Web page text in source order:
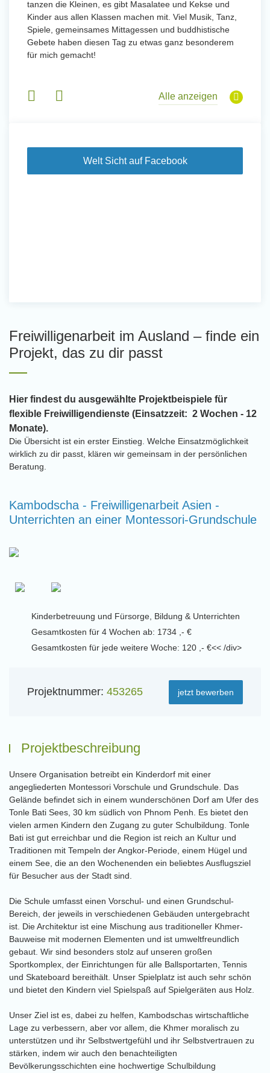
tanzen die Kleinen, es gibt Masalatee und Kekse und
Kinder aus allen Klassen machen mit. Viel Musik, Tanz,
Spiele, gemeinsames Mittagessen und buddhistische
Gebete haben diesen Tag zu etwas ganz besonderem
für mich gemacht!
Alle anzeigen
Welt Sicht auf Facebook
Freiwilligenarbeit im Ausland – finde ein
Projekt, das zu dir passt
Hier findest du ausgewählte Projektbeispiele für
flexible Freiwilligendienste (Einsatzzeit: 2 Wochen - 12
Monate).
Die Übersicht ist ein erster Einstieg. Welche Einsatzmöglichkeit
wirklich zu dir passt, klären wir gemeinsam in der persönlichen
Beratung.
Kambodscha - Freiwilligenarbeit Asien -
Unterrichten an einer Montessori-Grundschule
Kinderbetreuung und Fürsorge, Bildung & Unterrichten
Gesamtkosten für 4 Wochen ab: 1734 ,- €
Gesamtkosten für jede weitere Woche: 120 ,- €<< /div>
Projektnummer: 453265 jetzt bewerben
Projektbeschreibung
Unsere Organisation betreibt ein Kinderdorf mit einer
angegliederten Montessori Vorschule und Grundschule. Das
Gelände befindet sich in einem wunderschönen Dorf am Ufer des
Tonle Bati Sees, 30 km südlich von Phnom Penh. Es bietet den
vielen armen Kindern den Zugang zu guter Schulbildung. Tonle
Bati ist gut erreichbar und die Region ist reich an Kultur und
Traditionen mit Tempeln der Angkor-Periode, einem Hügel und
einem See, die an den Wochenenden ein beliebtes Ausflugsziel
für Besucher aus der Stadt sind.
Die Schule umfasst einen Vorschul- und einen Grundschul-
Bereich, der jeweils in verschiedenen Gebäuden untergebracht
ist. Die Architektur ist eine Mischung aus traditioneller Khmer-
Bauweise mit modernen Elementen und ist umweltfreundlich
gebaut. Wir sind besonders stolz auf unseren großen
Sportkomplex, der Einrichtungen für alle Ballsportarten, Tennis
und Skateboard bereithält. Unser Spielplatz ist auch sehr schön
und bietet den Kindern viel Spielspaß auf Spielgeräten aus Holz.
Unser Ziel ist es, dabei zu helfen, Kambodschas wirtschaftliche
Lage zu verbessern, aber vor allem, die Khmer moralisch zu
unterstützen und ihr Selbstwertgefühl und ihr Selbstvertrauen zu
stärken, indem wir auch den benachteiligten
Bevölkerungsschichten eine hochwertige Schulbildung